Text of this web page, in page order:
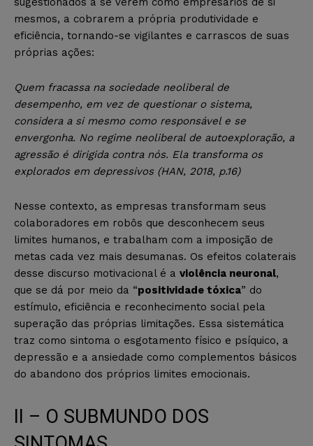
mesmos, a cobrarem a própria produtividade e
eficiência, tornando-se vigilantes e carrascos de suas
próprias ações:
Quem fracassa na sociedade neoliberal de
desempenho, em vez de questionar o sistema,
considera a si mesmo como responsável e se
envergonha. No regime neoliberal de autoexploração, a
agressão é dirigida contra nós. Ela transforma os
explorados em depressivos (HAN, 2018, p.16)
Nesse contexto, as empresas transformam seus
colaboradores em robôs que desconhecem seus
limites humanos, e trabalham com a imposição de
metas cada vez mais desumanas. Os efeitos colaterais
desse discurso motivacional é a violência neuronal,
que se dá por meio da “positividade tóxica” do
estímulo, eficiência e reconhecimento social pela
superação das próprias limitações. Essa sistemática
traz como sintoma o esgotamento físico e psíquico, a
depressão e a ansiedade como complementos básicos
do abandono dos próprios limites emocionais.
II – O SUBMUNDO DOS